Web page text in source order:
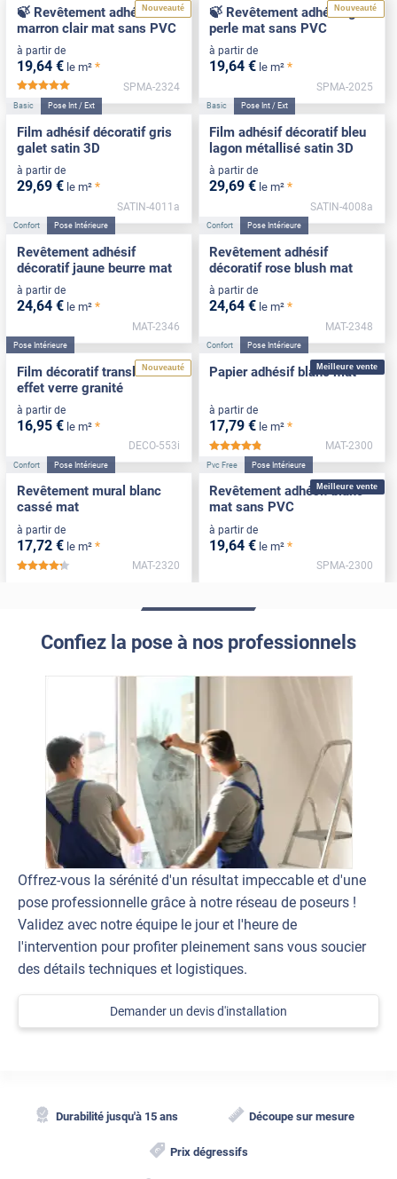
Nouveauté
🍃 Revêtement adhésif
marron clair mat sans PVC
à partir de
19,64 € le m² *
SPMA-2324
Nouveauté
🍃 Revêtement adhésif gris
perle mat sans PVC
à partir de
19,64 € le m² *
SPMA-2025
Basic Pose Int / Ext
Film adhésif décoratif gris
galet satin 3D
à partir de
29,69 € le m² *
SATIN-4011a
Basic Pose Int / Ext
Film adhésif décoratif bleu
lagon métallisé satin 3D
à partir de
29,69 € le m² *
SATIN-4008a
Confort Pose Intérieure
Revêtement adhésif
décoratif jaune beurre mat
à partir de
24,64 € le m² *
MAT-2346
Confort Pose Intérieure
Revêtement adhésif
décoratif rose blush mat
à partir de
24,64 € le m² *
MAT-2348
Nouveauté
Pose Intérieure
Film décoratif translucide
effet verre granité
à partir de
16,95 € le m² *
DECO-553i
Meilleure vente
Confort Pose Intérieure
Papier adhésif blanc mat
à partir de
17,79 € le m² *
*****
MAT-2300
Confort Pose Intérieure
Revêtement mural blanc
cassé mat
à partir de
17,72 € le m² *
*****
MAT-2320
Meilleure vente
Pvc Free Pose Intérieure
Revêtement adhésif blanc
mat sans PVC
à partir de
19,64 € le m² *
SPMA-2300
Confiez la pose à nos professionnels
Offrez-vous la sérénité d'un résultat impeccable et d'une
pose professionnelle grâce à notre réseau de poseurs !
Validez avec notre équipe le jour et l'heure de
l'intervention pour profiter pleinement sans vous soucier
des détails techniques et logistiques.
Demander un devis d'installation
Durabilité jusqu'à 15 ans Découpe sur mesure
Prix dégressifs